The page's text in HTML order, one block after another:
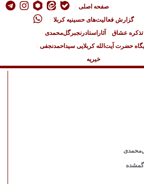
صفحه اصلی
گزارش فعالیت‌های حسینیه کربلا
تذکره عشاق
آثاراستادرنجبرگل‌محمدی
حضرت آیت‌الله کربلایی سیداحمدنجفی
خیریه